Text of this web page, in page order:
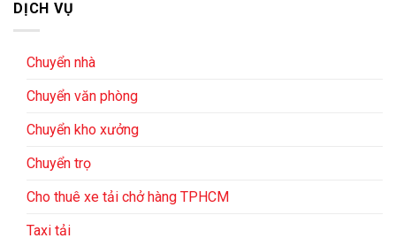
DỊCH VỤ
Chuyển nhà
Chuyển văn phòng
Chuyển kho xưởng
Chuyển trọ
Cho thuê xe tải chở hàng TPHCM
Taxi tải